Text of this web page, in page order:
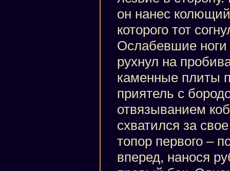
он нанес
которого тот
Ослабевшие ноги
рухнул на
каменные плиты
приятель с
отвязыванием
схватился за
топор первого –
вперед, нанося